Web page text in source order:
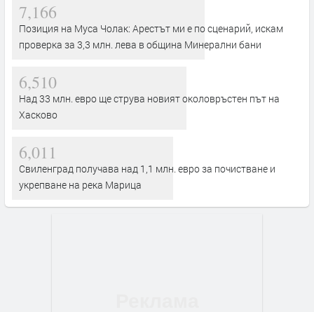
7,166
Позиция на Муса Чолак: Арестът ми е по сценарий, искам
проверка за 3,3 млн. лева в община Минерални бани
6,510
Над 33 млн. евро ще струва новият околовръстен път на
Хасково
6,011
Свиленград получава над 1,1 млн. евро за почистване и
укрепване на река Марица